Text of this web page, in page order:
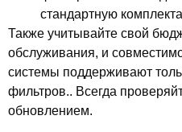
стандартную
Также учитывайте свой
обслуживания, и
системы поддерживают
фильтров.. Всегда
обновлением.